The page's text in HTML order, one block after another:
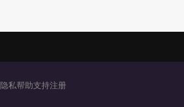
隐私帮助支持注册